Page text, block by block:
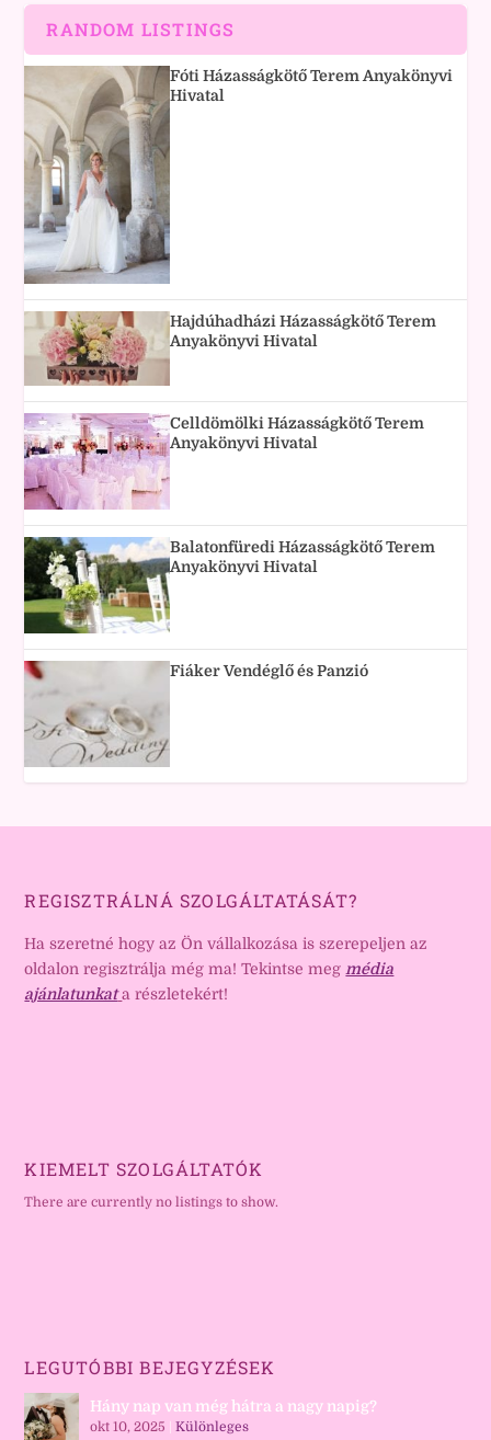
RANDOM LISTINGS
Fóti Házasságkötő Terem Anyakönyvi
Hivatal
Hajdúhadházi Házasságkötő Terem
Anyakönyvi Hivatal
Celldömölki Házasságkötő Terem
Anyakönyvi Hivatal
Balatonfüredi Házasságkötő Terem
Anyakönyvi Hivatal
Fiáker Vendéglő és Panzió
REGISZTRÁLNÁ SZOLGÁLTATÁSÁT?
Ha szeretné hogy az Ön vállalkozása is szerepeljen az
oldalon regisztrálja még ma! Tekintse meg média
ajánlatunkat a részletekért!
KIEMELT SZOLGÁLTATÓK
There are currently no listings to show.
LEGUTÓBBI BEJEGYZÉSEK
Hány nap van még hátra a nagy napig?
okt 10, 2025 |Különleges